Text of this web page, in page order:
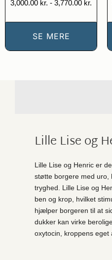
3,000.00 kr. - 3,770.00 kr.
SE MERE
Lille Lise og
Lille Lise og Henric er
støtte borgere med uro,
tryghed. Lille Lise og
ben og krop, hvilket
hjælper borgeren til at
dukker kan virke
oxytocin, kroppens eget